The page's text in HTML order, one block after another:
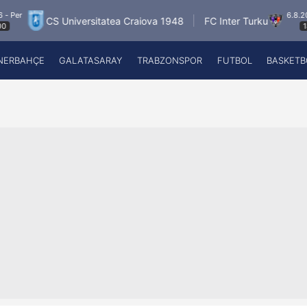
Universitatea Craiova 1948 FC Inter Turku
6.8.2026 - Per
18:00
GALATASARAY TRABZONSPOR FUTBOL